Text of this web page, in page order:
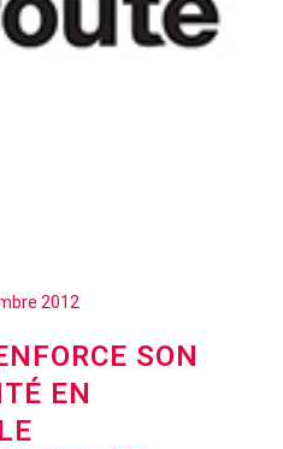
2012
SON
EN